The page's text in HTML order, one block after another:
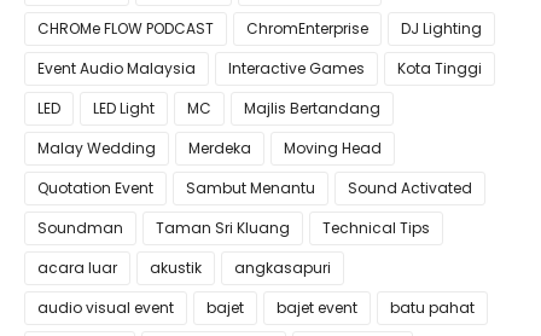
CHROMe FLOW PODCAST
ChromEnterprise
DJ Lighting
Event Audio Malaysia
Interactive Games
Kota Tinggi
LED
LED Light MC
Majlis Bertandang
Malay Wedding
Merdeka
Moving Head
Quotation Event
Sambut Menantu
Sound Activated
Soundman
Taman Sri Kluang
Technical Tips
acara luar
akustik
angkasapuri
audio visual event
bajet bajet event
batu pahat